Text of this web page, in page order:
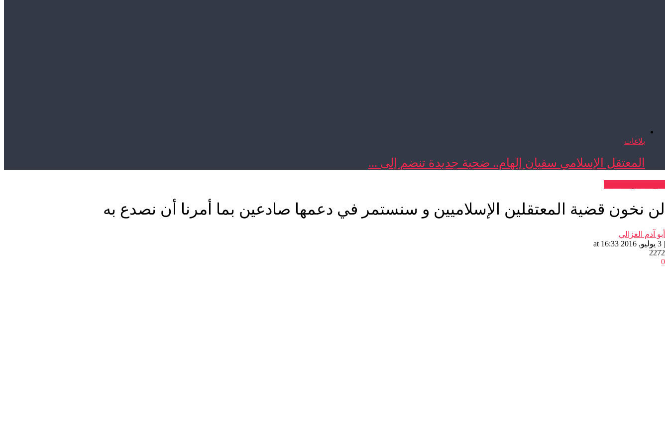
بلاغات
المعتقل الإسلامي سفيان إلهام.. ضحية جديدة تنضم إلى ...
لن نخون قضية المعتقلين الإسلاميين و سنستمر في دعمها صادعين بما أمرنا أن نصدع به
أبو آدم الغزالي
| 3 يوليو, 2016 at 16:33
2272
0